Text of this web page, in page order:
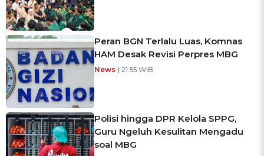
Peran BGN Terlalu Luas, Komnas
HAM Desak Revisi Perpres MBG
News | 21:55 WIB
Polisi hingga DPR Kelola SPPG,
Guru Ngeluh Kesulitan Mengadu
soal MBG